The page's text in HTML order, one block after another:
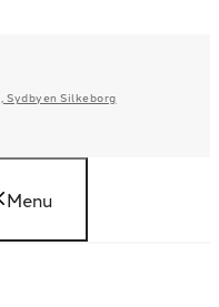
Sydbyen Silkeborg
Menu